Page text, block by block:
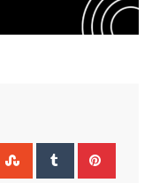
StumbleUpon
Tumblr